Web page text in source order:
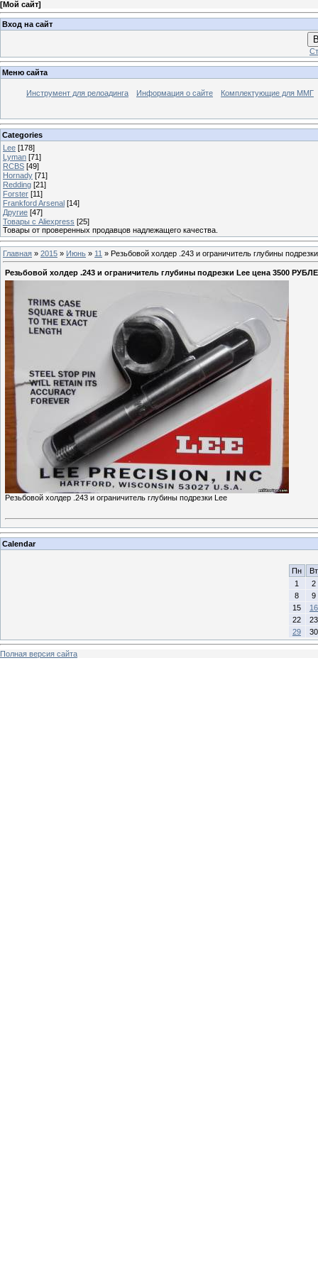
[Мой сайт]
Вход на сайт
Меню сайта
Инструмент для релоадинга Информация о сайте Комплектующие для ММГ
Categories
Lee [178]
Lyman [71]
RCBS [49]
Hornady [71]
Redding [21]
Forster [11]
Frankford Arsenal [14]
Другие [47]
Товары с Aliexpress [25]
Товары от проверенных продавцов надлежащего качества.
Главная » 2015 » Июнь » 11 » Резьбовой холдер .243 и ограничитель глубины
Резьбовой холдер .243 и ограничитель глубины подрезки Lee цена 3500
Резьбовой холдер .243 и ограничитель глубины подрезки Lee
Calendar
Пн
Вт
1
2
8
9
15
16
22
23
29
30
Полная версия сайта